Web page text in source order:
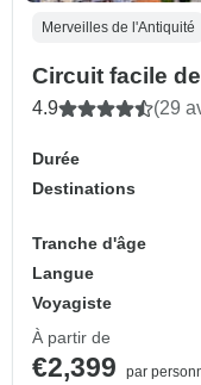
Merveilles de l'Antiquité
Circuit facile
4.9 (29
Durée
Destinations
Tranche d'âge
Langue
Voyagiste
À partir de
€2,399
par